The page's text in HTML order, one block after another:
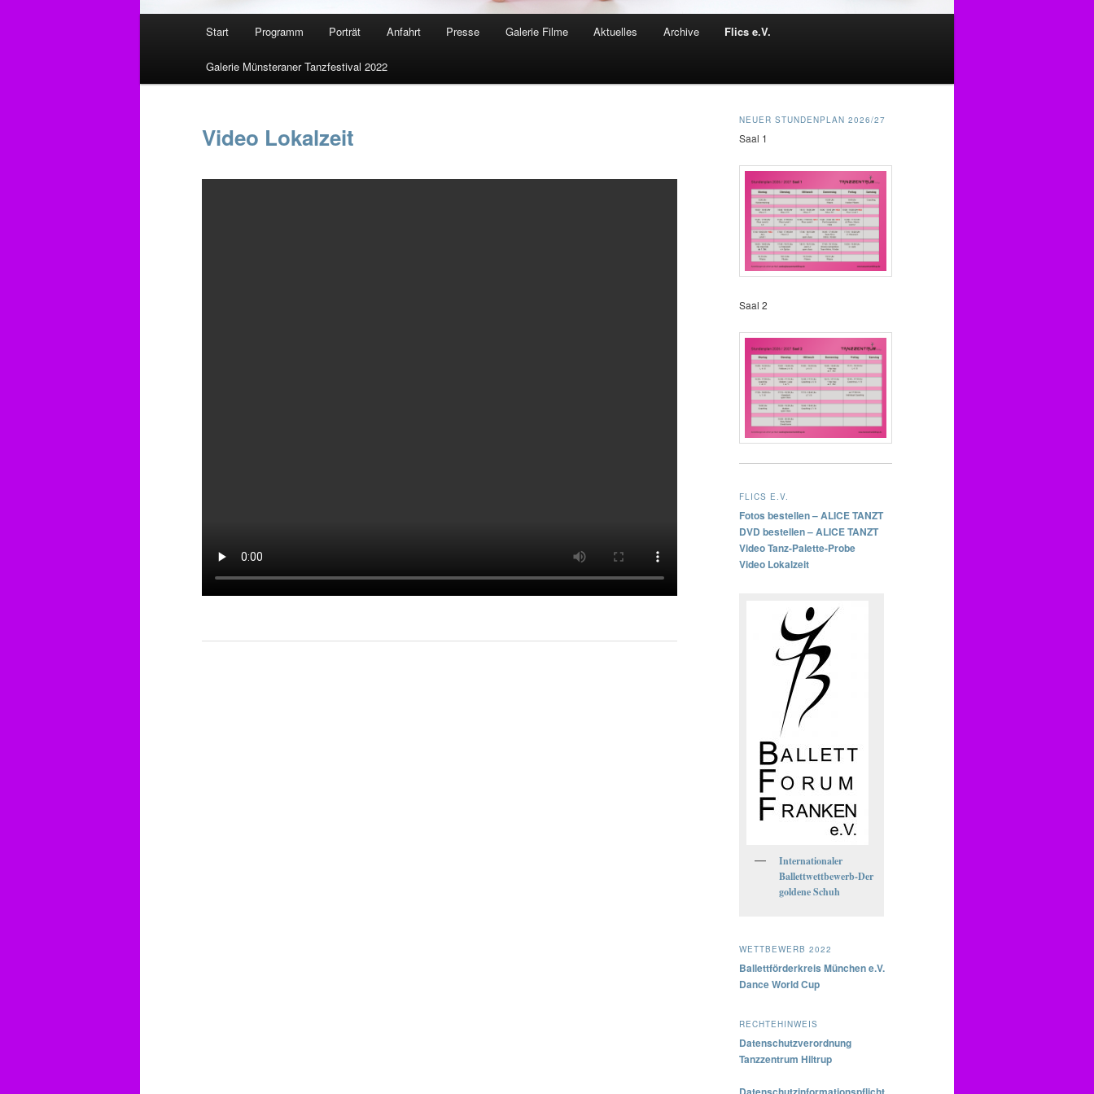
Zum
primären
Start Programm Porträt Anfahrt Presse Galerie Filme Aktuelles Archive Flics e.V.
Galerie Münsteraner Tanzfestival 2022
Video Lokalzeit
NEUER STUNDENPLAN 2026/27
Saal 1
Saal 2
FLICS E.V.
Fotos bestellen – ALICE TANZT
DVD bestellen – ALICE TANZT
Video Tanz-Palette-Probe
Video Lokalzeit
Internationaler
Ballettwettbewerb-Der
goldene Schuh
WETTBEWERB 2022
Ballettförderkreis München e.V.
Dance World Cup
RECHTEHINWEIS
Datenschutzverordnung
Tanzzentrum Hiltrup